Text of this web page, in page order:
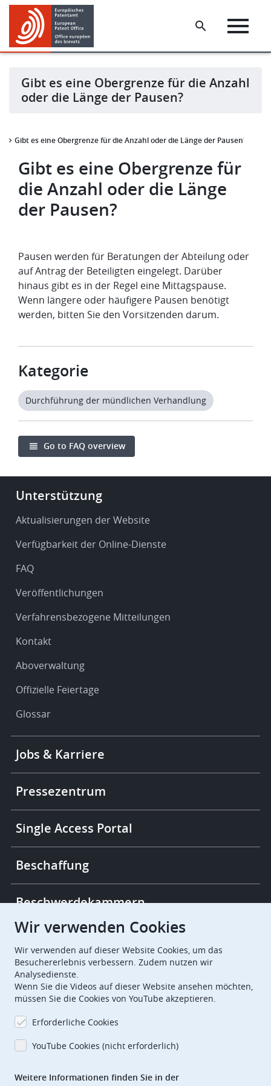
Skip
main
content
Skip
footer
Gibt es eine Obergrenze für die Anzahl
oder die Länge der Pausen?
Gibt es eine Obergrenze für die Anzahl oder die Länge der Pausen?
Gibt es eine Obergrenze für
die Anzahl oder die Länge
der Pausen?
Pausen werden für Beratungen der Abteilung oder
auf Antrag der Beteiligten eingelegt. Darüber
hinaus gibt es in der Regel eine Mittagspause.
Wenn längere oder häufigere Pausen benötigt
werden, bitten Sie den Vorsitzenden darum.
Kategorie
Durchführung der mündlichen Verhandlung
Go to FAQ overview
Footer
Service
support
Unterstützung
Aktualisierungen der Website
Verfügbarkeit der Online-Dienste
FAQ
Veröffentlichungen
Verfahrensbezogene Mitteilungen
Kontakt
Aboverwaltung
Offizielle Feiertage
Glossar
More
links
Jobs & Karriere
Pressezentrum
Single Access Portal
Beschaffung
Beschwerdekammern
EuropeanPatentOffice
EPO Procurement
Wir verwenden Cookies
Wir verwenden auf dieser Website Cookies, um das
Besuchererlebnis verbessern. Zudem nutzen wir
Analysedienste.
Wenn Sie die Videos auf dieser Website ansehen möchten,
müssen Sie die Cookies von YouTube akzeptieren.
Erforderliche Cookies
YouTube Cookies (nicht erforderlich)
Weitere Informationen finden Sie in der